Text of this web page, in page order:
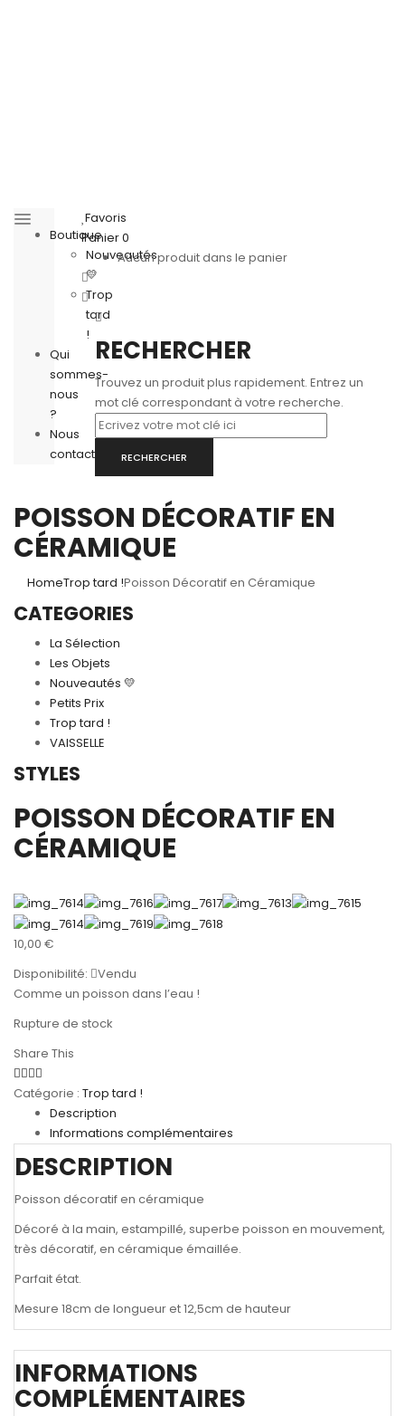
Boutique
Nouveautés
💛
Trop
tard
!
Qui
sommes-
nous
?
Nous
contacter
Favoris
Panier0
Aucun produit dans le panier
RECHERCHER
Trouvez un produit plus rapidement. Entrez un
mot clé correspondant à votre recherche.
RECHERCHER
POISSON DÉCORATIF EN
CÉRAMIQUE
HomeTrop tard !Poisson Décoratif en Céramique
CATEGORIES
La Sélection
Les Objets
Nouveautés 💛
Petits Prix
Trop tard !
VAISSELLE
STYLES
POISSON DÉCORATIF EN
CÉRAMIQUE
10,00 €
Disponibilité:
Vendu
Comme un poisson dans l’eau !
Rupture de stock
Share This
Catégorie : Trop tard !
Description
Informations complémentaires
DESCRIPTION
Poisson décoratif en céramique
Décoré à la main, estampillé, superbe poisson en mouvement,
très décoratif, en céramique émaillée.
Parfait état.
Mesure 18cm de longueur et 12,5cm de hauteur
INFORMATIONS
COMPLÉMENTAIRES